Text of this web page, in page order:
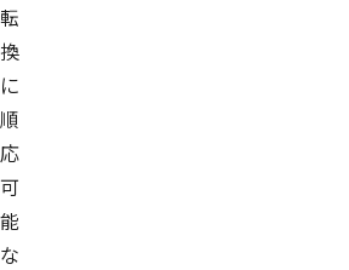
転
換
に
順
応
可
能
な